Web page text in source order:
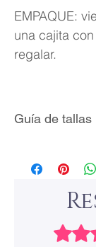
EMPAQUE:
una cajita
regalar.
Guía de tallas
(mm)
Obtuvo